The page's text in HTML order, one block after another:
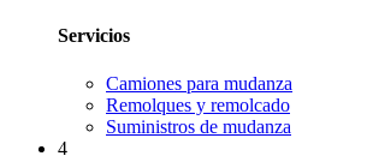
Servicios
Camiones para mudanza
Remolques y remolcado
Suministros de mudanza
4